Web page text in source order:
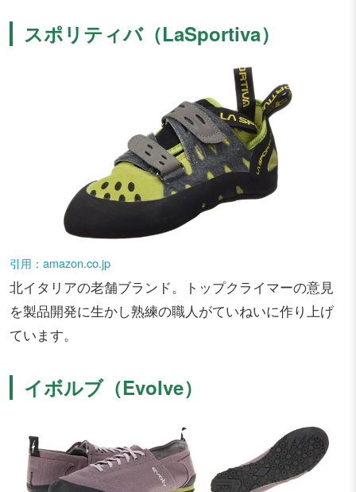
スポリティバ（LaSportiva）
引用：amazon.co.jp
北イタリアの老舗ブランド。トップクライマーの意見
を製品開発に生かし熟練の職人がていねいに作り上げ
ています。
イボルブ（Evolve）